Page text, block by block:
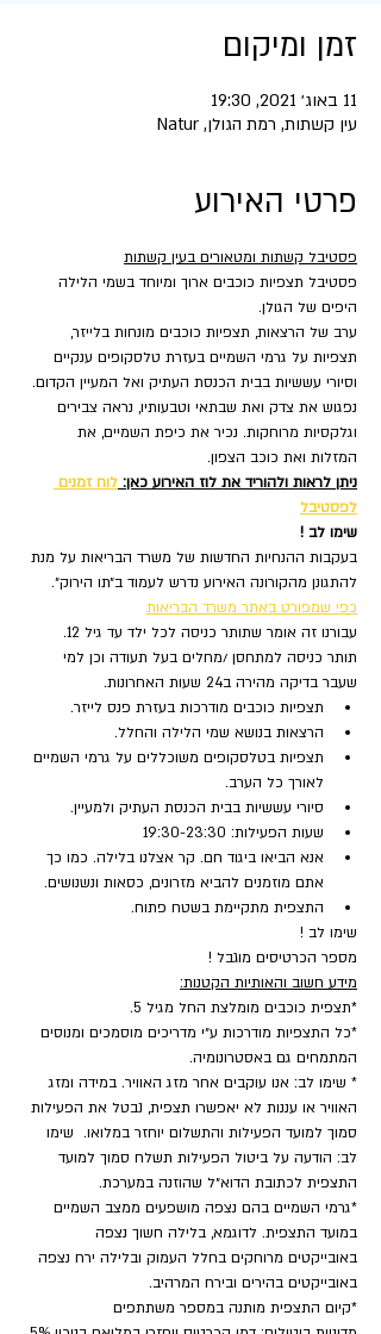
זמן ומיקום
11 באוג׳ 2021, 19:30
עין קשתות, רמת הגולן, Natur
פרטי האירוע
פסטיבל קשתות ומטאורים בעין קשתות
פסטיבל תצפיות כוכבים ארוך ומיוחד בשמי הלילה
היפים של הגולן.
ערב של הרצאות, תצפיות כוכבים מונחות בלייזר,
תצפיות על גרמי השמיים בעזרת טלסקופים ענקיים
וסיורי עששיות בבית הכנסת העתיק ואל המעיין הקדום.
נפגוש את צדק ואת שבתאי וטבעותיו, נראה צבירים
וגלקסיות מרוחקות. נכיר את כיפת השמיים, את
המזלות ואת כוכב הצפון.
ניתן לראות ולהוריד את לוז האירוע כאן: לוח זמנים
לפסטיבל
שימו לב !
בעקבות ההנחיות החדשות של משרד הבריאות על מנת
להתגונן מהקורונה האירוע נדרש לעמוד ב״תו הירוק״.
כפי שמפורט באתר משרד הבריאות
עבורנו זה אומר שתותר כניסה לכל ילד עד גיל 12.
תותר כניסה למתחסן /מחלים בעל תעודה וכן למי
שעבר בדיקה מהירה ב24 שעות האחרונות.
תצפיות כוכבים מודרכות בעזרת פנס לייזר.
הרצאות בנושא שמי הלילה והחלל.
תצפיות בטלסקופים משוכללים על גרמי השמיים
לאורך כל הערב.
סיורי עששיות בבית הכנסת העתיק ולמעיין.
שעות הפעילות: 19:30-23:30
אנא הביאו ביגוד חם. קר אצלנו בלילה. כמו כך
אתם מוזמנים להביא מזרונים, כסאות ונשנושים.
התצפית מתקיימת בשטח פתוח.
שימו לב !
מספר הכרטיסים מוגבל !
מידע חשוב והאותיות הקטנות:
*תצפית כוכבים מומלצת החל מגיל 5.
*כל התצפיות מודרכות ע״י מדריכים מוסמכים ומנוסים
המתמחים גם באסטרונומיה.
* שימו לב: אנו עוקבים אחר מזג האוויר. במידה ומזג
האוויר או עננות לא יאפשרו תצפית, נבטל את הפעילות
סמוך למועד הפעילות והתשלום יוחזר במלואו.  שימו
לב: הודעה על ביטול הפעילות תשלח סמוך למועד
התצפית לכתובת הדוא״ל שהוזנה במערכת.
*גרמי השמיים בהם נצפה מושפעים ממצב השמיים
במועד התצפית. לדוגמא, בלילה חשוך נצפה
באובייקטים מרוחקים בחלל העמוק ובלילה ירח נצפה
באובייקטים בהירים ובירח המרהיב.
​*קיום התצפית מותנה במספר משתתפים